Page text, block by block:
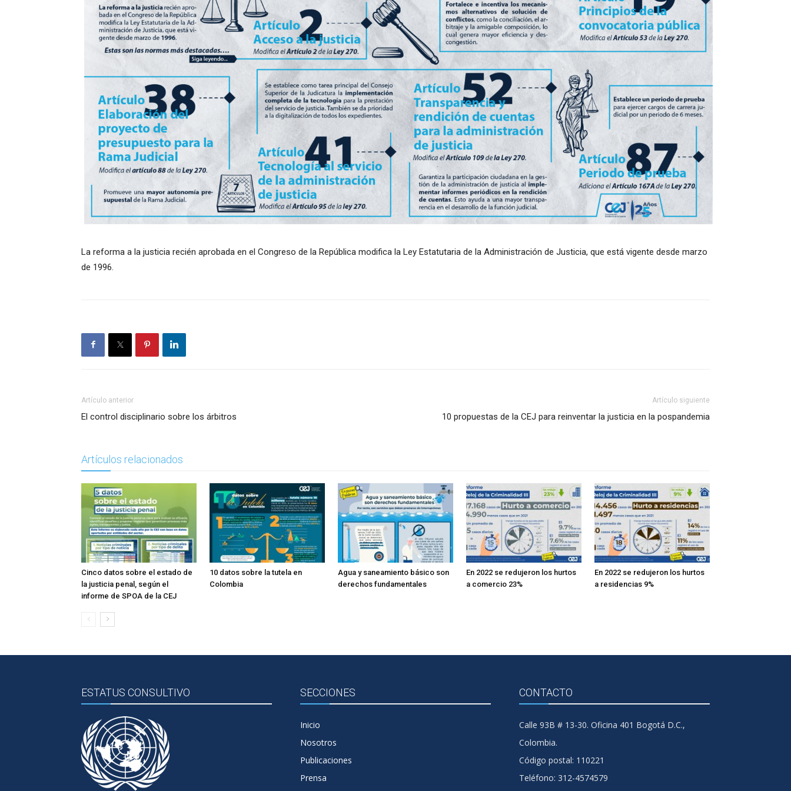
La reforma a la justicia recién aprobada en el Congreso de la República modifica la Ley Estatutaria de la Administración de Justicia, que está vigente desde marzo
de 1996.
Artículo anterior
El control disciplinario sobre los árbitros
Artículo siguiente
10 propuestas de la CEJ para reinventar la justicia en la pospandemia
Artículos relacionados
Cinco datos sobre el estado de
la justicia penal, según el
informe de SPOA de la CEJ
10 datos sobre la tutela en
Colombia
Agua y saneamiento básico son
derechos fundamentales
En 2022 se redujeron los hurtos
a comercio 23%
En 2022 se redujeron los hurtos
a residencias 9%
ESTATUS CONSULTIVO SECCIONES
Inicio
Nosotros
Publicaciones
Prensa
CONTACTO
Calle 93B # 13-30. Oficina 401 Bogotá D.C.,
Colombia.
Código postal: 110221
Teléfono: 312-4574579